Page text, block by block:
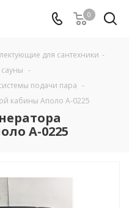
0
для сантехники -
-
подачи пара -
кабины Аполо A-0225
A-0225